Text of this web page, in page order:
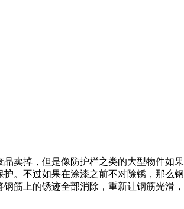
卖掉，但是像防护栏之类的大型物件如
。不过如果在涂漆之前不对除锈，那么
筋上的锈迹全部消除，重新让钢筋光滑